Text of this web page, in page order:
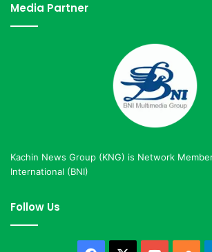
Media Partner
Kachin News Group (KNG) is Network
International (BNI)
Follow Us